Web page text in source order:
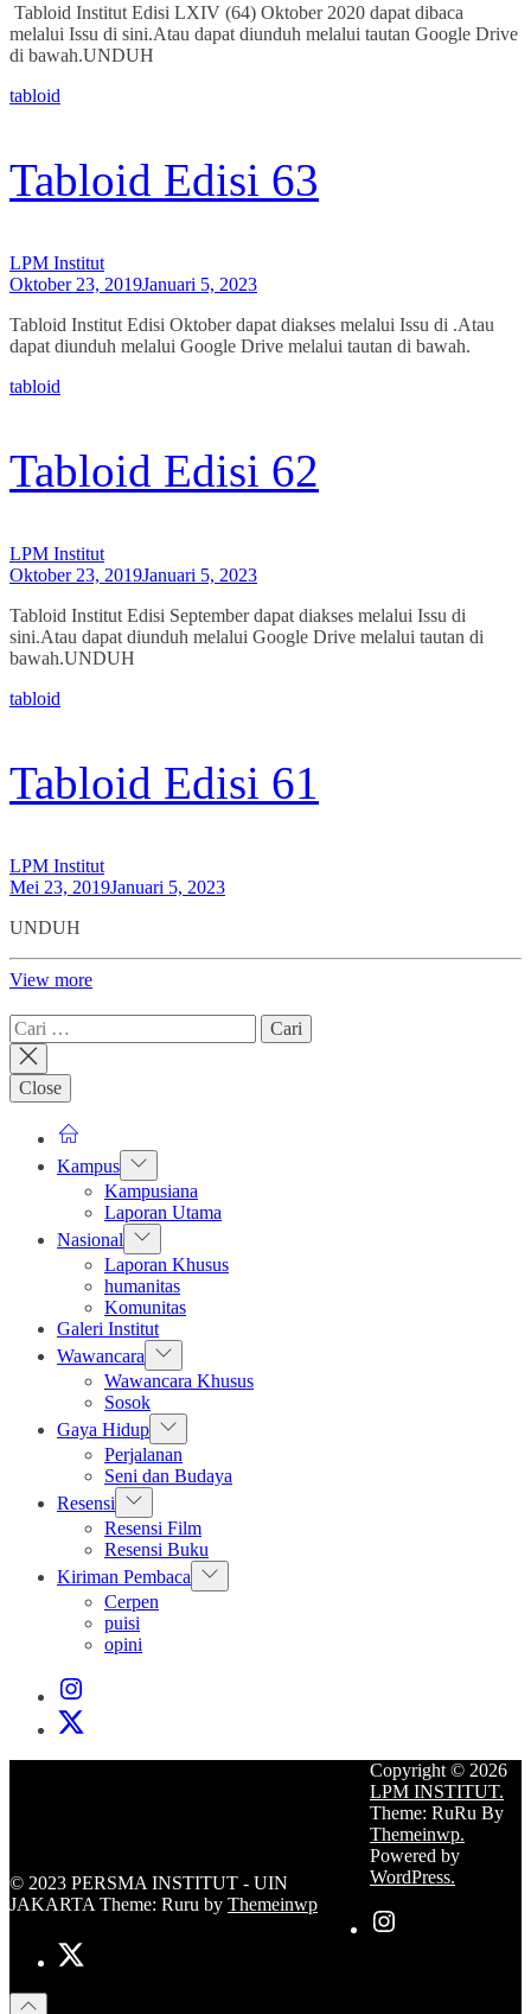
Tabloid Institut Edisi LXIV (64) Oktober 2020 dapat dibaca
melalui Issu di sini.Atau dapat diunduh melalui tautan Google Drive
di bawah.UNDUH
tabloid
Tabloid Edisi 63
LPM Institut
Oktober 23, 2019Januari 5, 2023
Tabloid Institut Edisi Oktober dapat diakses melalui Issu di .Atau
dapat diunduh melalui Google Drive melalui tautan di bawah.
tabloid
Tabloid Edisi 62
LPM Institut
Oktober 23, 2019Januari 5, 2023
Tabloid Institut Edisi September dapat diakses melalui Issu di
sini.Atau dapat diunduh melalui Google Drive melalui tautan di
bawah.UNDUH
tabloid
Tabloid Edisi 61
LPM Institut
Mei 23, 2019Januari 5, 2023
UNDUH
View more
Cari
untuk:
Close
Kampus Show
sub
menu
Kampusiana
Laporan Utama
Nasional Show
sub
menu
Laporan Khusus
humanitas
Komunitas
Galeri Institut
Wawancara Show
sub
menu
Wawancara Khusus
Sosok
Gaya Hidup Show
sub
menu
Perjalanan
Seni dan Budaya
Resensi Show
sub
menu
Resensi Film
Resensi Buku
Kiriman Pembaca Show
sub
Cerpen
puisi
opini
Instagram
Institut
X
Institut
© 2023 PERSMA INSTITUT - UIN
JAKARTA Theme: Ruru by Themeinwp
Copyright © 2026
LPM INSTITUT.
Theme: RuRu By
Themeinwp.
Powered by
WordPress.
Instagram
Institut
X
Institut